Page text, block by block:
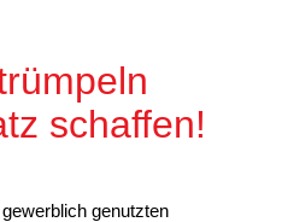
schaffen!
genutzten